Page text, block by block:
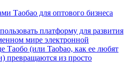
Таобао для оптового бизнеса
платформу для развития
мире электронной
Таобо (или Taobao, как ее любят
превращаются из просто